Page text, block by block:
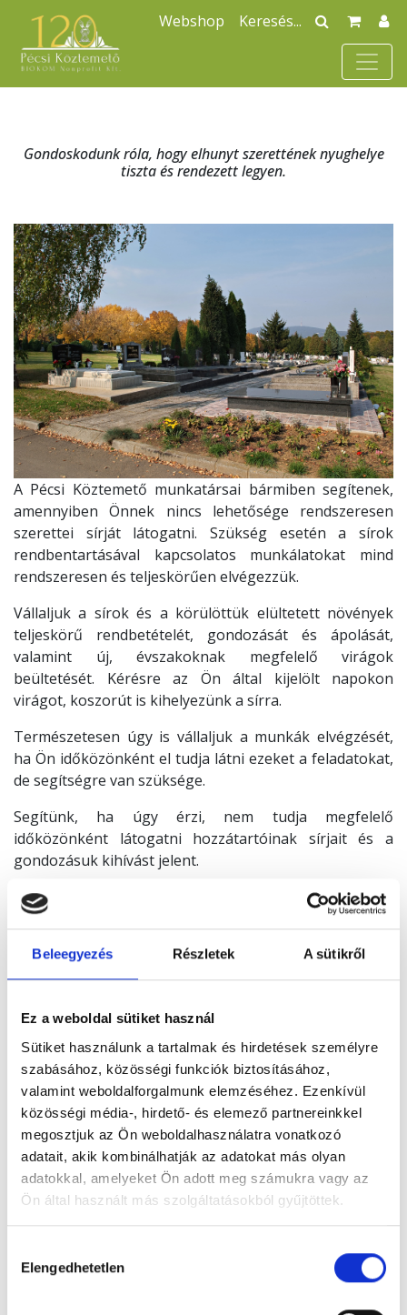
Beleegyezés Részletek A sütikről
Ez a weboldal sütiket használ
Sütiket használunk a tartalmak és hirdetések személyre
szabásához, közösségi funkciók biztosításához,
valamint weboldalforgalmunk elemzéséhez. Ezenkívül
közösségi média-, hirdető- és elemező partnereinkkel
megosztjuk az Ön weboldalhasználatra vonatkozó
adatait, akik kombinálhatják az adatokat más olyan
adatokkal, amelyeket Ön adott meg számukra vagy az
Ön által használt más szolgáltatásokból gyűjtöttek.
kiválasztása
Elengedhetetlen
Webshop
Gondoskodunk róla, hogy elhunyt szerettének nyughelye
tiszta és rendezett legyen.
A Pécsi Köztemető munkatársai bármiben segítenek,
amennyiben Önnek nincs lehetősége rendszeresen
szerettei sírját látogatni. Szükség esetén a sírok
rendbentartásával kapcsolatos munkálatokat mind
rendszeresen és teljeskörűen elvégezzük.
Vállaljuk a sírok és a körülöttük elültetett növények
teljeskörű rendbetételét, gondozását és ápolását,
valamint új, évszakoknak megfelelő virágok
beültetését. Kérésre az Ön által kijelölt napokon
virágot, koszorút is kihelyezünk a sírra.
Természetesen úgy is vállaljuk a munkák elvégzését,
ha Ön időközönként el tudja látni ezeket a feladatokat,
de segítségre van szüksége.
Segítünk, ha úgy érzi, nem tudja megfelelő
időközönként látogatni hozzátartóinak sírjait és a
gondozásuk kihívást jelent.
Keressen minket bizalommal!
Telefon: 72/805-440